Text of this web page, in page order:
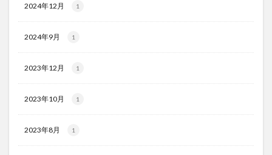
2024年12月 1
2024年9月 1
2023年12月 1
2023年10月 1
2023年8月 1